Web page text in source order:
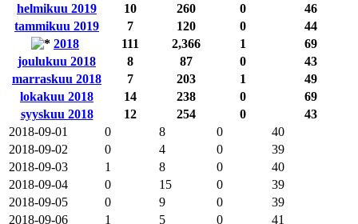
helmikuu 2019
10 260 0
46
tammikuu 2019
7 120 0
44
2018
111 2,366 1
69
joulukuu 2018
8 87 0
43
marraskuu 2018
7 203 1
49
lokakuu 2018
14 238 0
69
syyskuu 2018
12 254 0
43
2018-09-01
0 8 0
40
2018-09-02
0 4 0
39
2018-09-03
1 8 0
40
2018-09-04
0 15 0
39
2018-09-05
0 9 0
39
2018-09-06
1 5 0 41